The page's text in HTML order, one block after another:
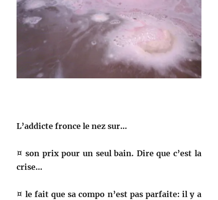
L’addicte fronce le nez sur…
¤ son prix pour un seul bain. Dire que c’est la
crise…
¤ le fait que sa compo n’est pas parfaite: il y a